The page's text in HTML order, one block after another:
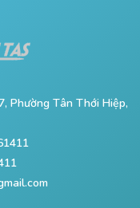
Phường Tân Thới Hiệp,